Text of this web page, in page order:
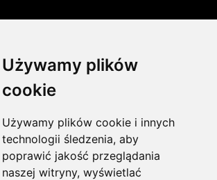
Używamy plików
cookie
Używamy plików cookie i innych
technologii śledzenia, aby
poprawić jakość przeglądania
naszej witryny, wyświetlać
prawie do odstapienia od umowy
i formy płatności
Polityka prywatności